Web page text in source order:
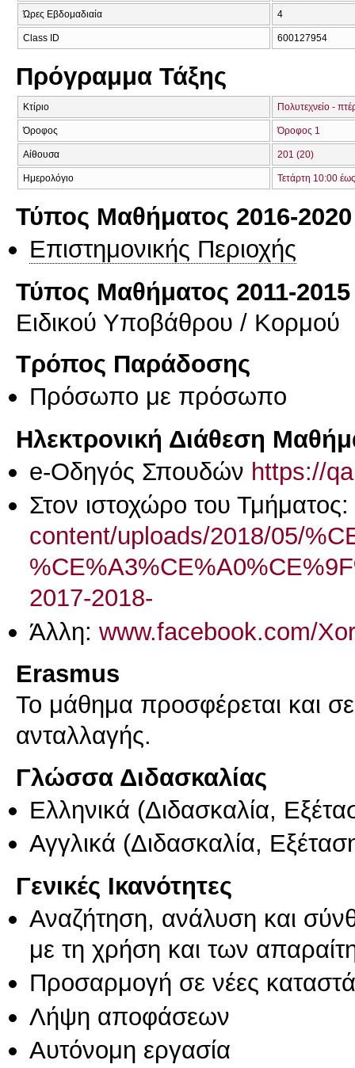
Ώρες Εβδομαδιαία 4
Class ID 600127954
Πρόγραμμα Τάξης
Κτίριο Πολυτεχνείο -
Όροφος Όροφος 1
Αίθουσα 201 (20)
Ημερολόγιο Τετάρτη 10:00
Τύπος Μαθήματος 2016-2020
Επιστημονικής Περιοχής
Τύπος Μαθήματος 2011-2015
Ειδικού Υποβάθρου / Κορμού
Τρόπος Παράδοσης
Πρόσωπο με πρόσωπο
Ηλεκτρονική Διάθεση
e-Οδηγός Σπουδών https://
Στον ιστοχώρο του Τμήματος:
content/uploads/2018/05/
2017-2018-
Άλλη: www.facebook.com/
Erasmus
Το μάθημα προσφέρεται και
ανταλλαγής.
Γλώσσα Διδασκαλίας
Ελληνικά (Διδασκαλία,
Αγγλικά (Διδασκαλία,
Γενικές Ικανότητες
Αναζήτηση, ανάλυση και
με τη χρήση και των
Προσαρμογή σε νέες
Λήψη αποφάσεων
Αυτόνομη εργασία